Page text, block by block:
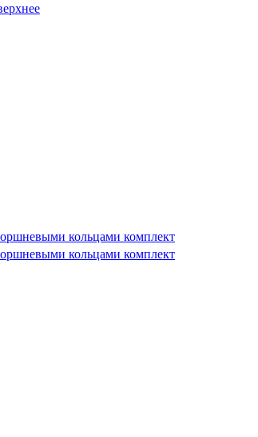
кольцами комплект
кольцами комплект